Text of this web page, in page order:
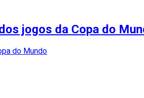
jogos da Copa do
do Mundo